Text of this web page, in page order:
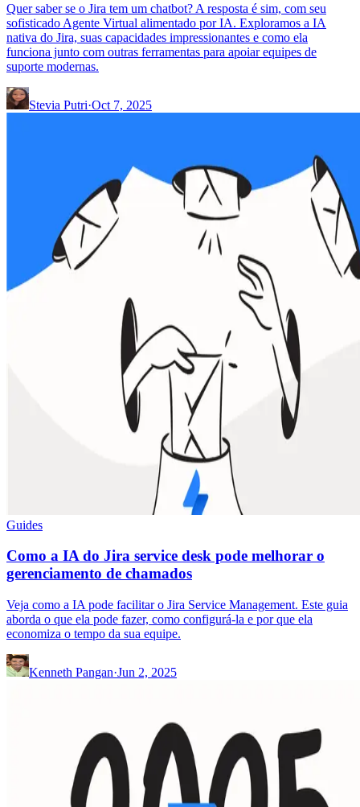
Quer saber se o Jira tem um chatbot? A resposta é sim, com seu
sofisticado Agente Virtual alimentado por IA. Exploramos a IA
nativa do Jira, suas capacidades impressionantes e como ela
funciona junto com outras ferramentas para apoiar equipes de
suporte modernas.
Stevia Putri·Oct 7, 2025
Guides
Como a IA do Jira service desk pode melhorar o
gerenciamento de chamados
Veja como a IA pode facilitar o Jira Service Management. Este guia
aborda o que ela pode fazer, como configurá-la e por que ela
economiza o tempo da sua equipe.
Kenneth Pangan·Jun 2, 2025